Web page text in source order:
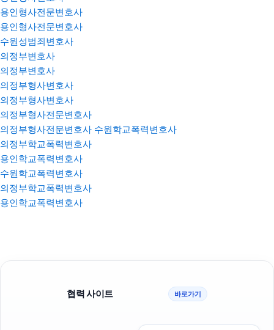
용인형사전문변호사
용인형사전문변호사
수원성범죄변호사
의정부변호사
의정부변호사
의정부형사변호사
의정부형사변호사
의정부형사전문변호사
의정부형사전문변호사 수원학교폭력변호사
의정부학교폭력변호사
용인학교폭력변호사
수원학교폭력변호사
의정부학교폭력변호사
용인학교폭력변호사
협력 사이트 바로가기